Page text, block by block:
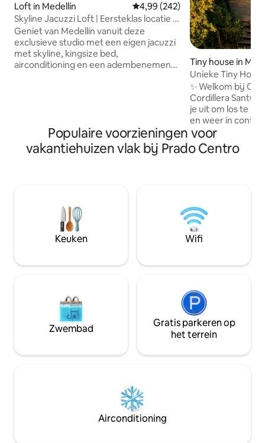
Loft in Medellín Gemiddelde beoordeling van
4,99 (242)
Skyline Jacuzzi Loft | Eersteklas locatie in
Provenza
Geniet van Medellín vanuit deze
exclusieve studio met een eigen jacuzzi
met skyline, kingsize bed,
airconditioning en een adembenemend
met het nachtleven van Parque Lleras
op enkele minuten afstand. Geniet van
een 54-inch smart-tv met Netflix, snelle
Tiny house in
Unieke Tiny
Medellín +
✨ Welkom bij
Cordillera
je uit om los te
en weer in
natuur. Een
romantische
van alle
toevluchtsoord 💕 - Digitale
met snelle wifi 💻 - Liefhebbers van
fotografie en rust 📸 - Uitrusten
kingsize bed 🛏️ - En geniet van totale
Populaire voorzieningen voor
vakantiehuizen vlak bij Prado Centro
Keuken Wifi
Zwembad
Gratis parkeren op
het terrein
Airconditioning